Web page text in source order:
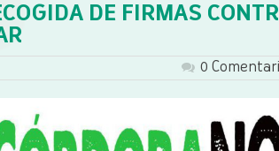
DE FIRMAS
0